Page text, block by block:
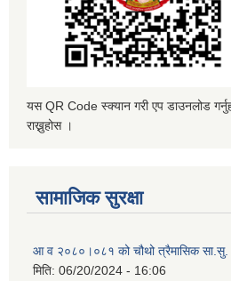
यस QR Code स्क्यान गरी एप डाउनलोड
राख्नुहोस ।
सामाजिक सुरक्षा
आ व २०८०।०८१ को चौथो त्रैमासिक सा.सु.
मिति: 06/20/2024 - 16:06